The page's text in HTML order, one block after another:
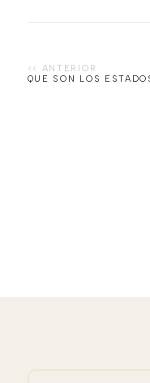
QUE SON LOS